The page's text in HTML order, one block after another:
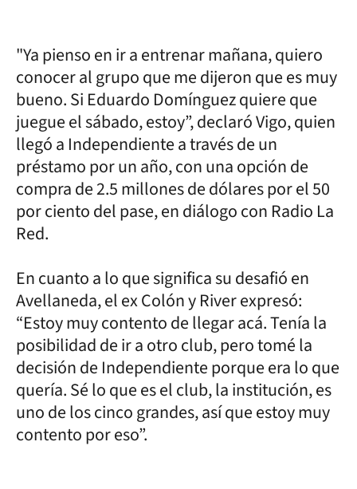
"Ya pienso en ir a entrenar mañana, quiero
conocer al grupo que me dijeron que es muy
bueno. Si Eduardo Domínguez quiere que
juegue el sábado, estoy”, declaró Vigo, quien
llegó a Independiente a través de un
préstamo por un año, con una opción de
compra de 2.5 millones de dólares por el 50
por ciento del pase, en diálogo con Radio La
Red.
En cuanto a lo que significa su desafió en
Avellaneda, el ex Colón y River expresó:
“Estoy muy contento de llegar acá. Tenía la
posibilidad de ir a otro club, pero tomé la
decisión de Independiente porque era lo que
quería. Sé lo que es el club, la institución, es
uno de los cinco grandes, así que estoy muy
contento por eso”.